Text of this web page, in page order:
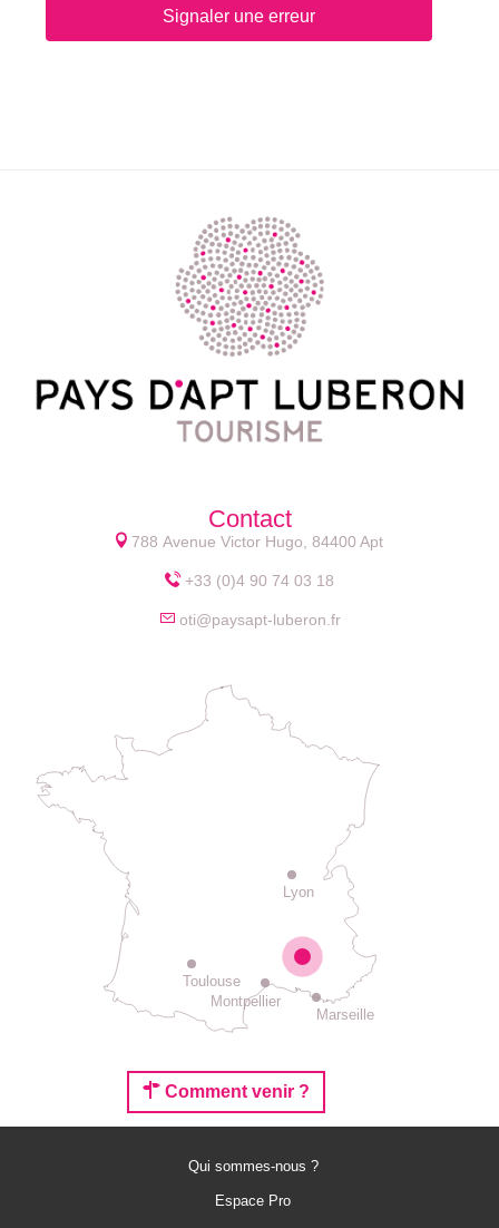
Signaler une erreur
Contact
788 Avenue Victor Hugo, 84400 Apt
+33 (0)4 90 74 03 18
oti@paysapt-luberon.fr
Lyon
Montpellier
Toulouse
Marseille
Comment venir ?
Qui sommes-nous ?
Espace Pro